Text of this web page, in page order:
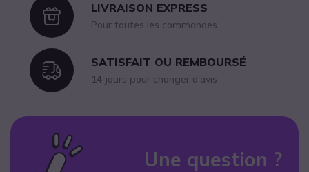
IconLIVRAISON EXPRESS
Pour toutes les commandes
IconSATISFAIT OU REMBOURSÉ
14 jours pour changer d'avis
Une question ?